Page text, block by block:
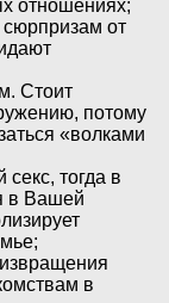
отношениях;
от
Стоит
потому
«волками
тогда в
в Вашей
в